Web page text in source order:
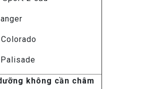
không cần châm